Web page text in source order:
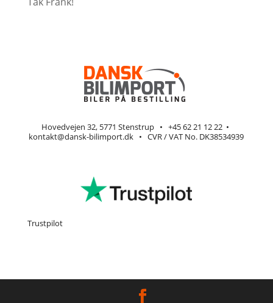
Hovedvejen 32, 5771 Stenstrup •+45 62 21 12 22 •
kontakt@dansk-bilimport.dk • CVR / VAT No. DK38534939
Trustpilot